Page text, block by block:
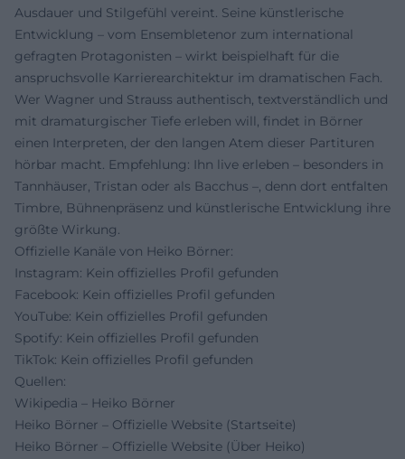
Ausdauer und Stilgefühl vereint. Seine künstlerische
Entwicklung – vom Ensembletenor zum international
gefragten Protagonisten – wirkt beispielhaft für die
anspruchsvolle Karrierearchitektur im dramatischen Fach.
Wer Wagner und Strauss authentisch, textverständlich und
mit dramaturgischer Tiefe erleben will, findet in Börner
einen Interpreten, der den langen Atem dieser Partituren
hörbar macht. Empfehlung: Ihn live erleben – besonders in
Tannhäuser, Tristan oder als Bacchus –, denn dort entfalten
Timbre, Bühnenpräsenz und künstlerische Entwicklung ihre
größte Wirkung.
Offizielle Kanäle von Heiko Börner:
Instagram: Kein offizielles Profil gefunden
Facebook: Kein offizielles Profil gefunden
YouTube: Kein offizielles Profil gefunden
Spotify: Kein offizielles Profil gefunden
TikTok: Kein offizielles Profil gefunden
Quellen:
Wikipedia – Heiko Börner
Heiko Börner – Offizielle Website (Startseite)
Heiko Börner – Offizielle Website (Über Heiko)